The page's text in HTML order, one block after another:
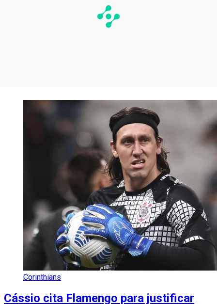
Corinthians
Cássio cita Flamengo para justificar